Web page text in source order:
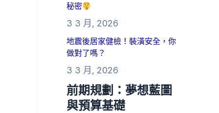
秘密
3 3 月, 2026
地震後居家健檢！裝潢安全，你
做對了嗎？
3 3 月, 2026
前期規劃：夢想藍圖
與預算基礎